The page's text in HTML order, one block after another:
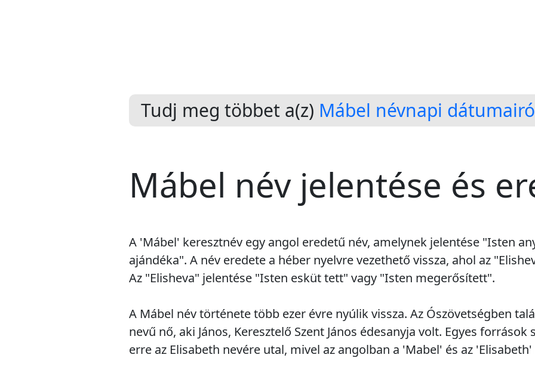
Tudj meg többet a(z) Mábel névnapi
Mábel név jelentése és
A 'Mábel' keresztnév egy angol eredetű név, amelynek jelentése "Isten
ajándéka". A név eredete a héber nyelvre vezethető vissza, ahol az
Az "Elisheva" jelentése "Isten esküt tett" vagy "Isten megerősített".
A Mábel név története több ezer évre nyúlik vissza. Az Ószövetségben
nevű nő, aki János, Keresztelő Szent János édesanyja volt. Egyes források
erre az Elisabeth nevére utal, mivel az angolban a 'Mabel' és az